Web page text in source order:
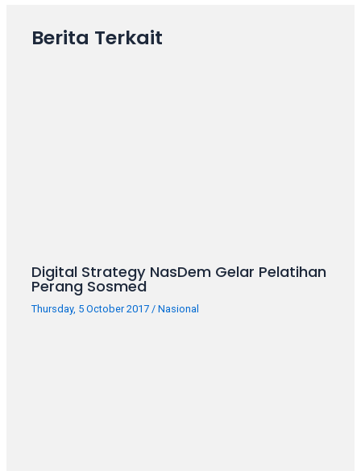
Berita Terkait
Digital Strategy NasDem Gelar Pelatihan
Perang Sosmed
Thursday, 5 October 2017/Nasional